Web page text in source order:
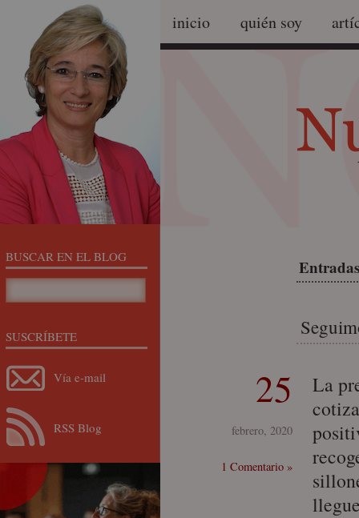
inicio quién soy
25
febrero, 2020
1 Comentario »
La
BUSCAR EN EL BLOG
SUSCRÍBETE
Vía e-mail
RSS Blog